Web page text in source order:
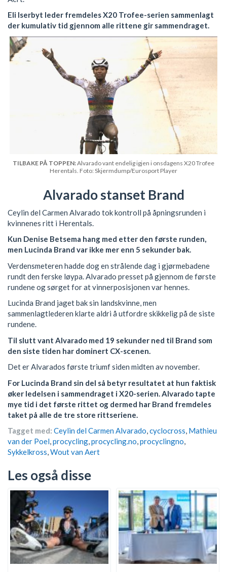
Eli Iserbyt leder fremdeles X20 Trofee-serien sammenlagt
der kumulativ tid gjennom alle rittene gir sammendraget.
TILBAKE PÅ TOPPEN:Alvarado vant endelig igjen i onsdagens X20 Trofee
Herentals. Foto: Skjermdump/Eurosport Player
Alvarado stanset Brand
Ceylin del Carmen Alvarado tok kontroll på åpningsrunden i
kvinnenes ritt i Herentals.
Kun Denise Betsema hang med etter den første runden,
men Lucinda Brand var ikke mer enn 5 sekunder bak.
Verdensmeteren hadde dog en strålende dag i gjørmebadene
rundt den ferske løypa. Alvarado presset på gjennom de første
rundene og sørget for at vinnerposisjonen var hennes.
Lucinda Brand jaget bak sin landskvinne, men
sammenlagtlederen klarte aldri å utfordre skikkelig på de siste
rundene.
Til slutt vant Alvarado med 19 sekunder ned til Brand som
den siste tiden har dominert CX-scenen.
Det er Alvarados første triumf siden midten av november.
For Lucinda Brand sin del så betyr resultatet at hun faktisk
øker ledelsen i sammendraget i X20-serien. Alvarado tapte
mye tid i det første rittet og dermed har Brand fremdeles
taket på alle de tre store rittseriene.
Tagget med: Ceylin del Carmen Alvarado,cyclocross, Mathieu
van der Poel,procycling,procycling.no,procyclingno,
Sykkelkross,Wout van Aert
Les også disse